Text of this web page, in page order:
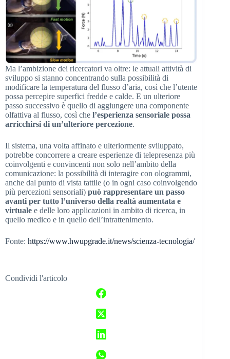
Ma l’ambizione dei ricercatori va oltre: le attuali attività di
sviluppo si stanno concentrando sulla possibilità di
modificare la temperatura del flusso d’aria, così che l’utente
possa percepire superfici fredde e calde. E un ulteriore
passo successivo è quello di aggiungere una componente
olfattiva al flusso, così che l’esperienza sensoriale possa
arricchirsi di un’ulteriore percezione.
Il sistema, una volta affinato e ulteriormente sviluppato,
potrebbe concorrere a creare esperienze di telepresenza più
coinvolgenti e convincenti non solo nell’ambito della
comunicazione: la possibilità di interagire con ologrammi,
anche dal punto di vista tattile (o in ogni caso coinvolgendo
più percezioni sensoriali) può rappresentare un passo
avanti per tutto l’universo della realtà aumentata e
virtuale e delle loro applicazioni in ambito di ricerca, in
quello medico e in quello dell’intrattenimento.
Fonte: https://www.hwupgrade.it/news/scienza-tecnologia/
Condividi l'articolo